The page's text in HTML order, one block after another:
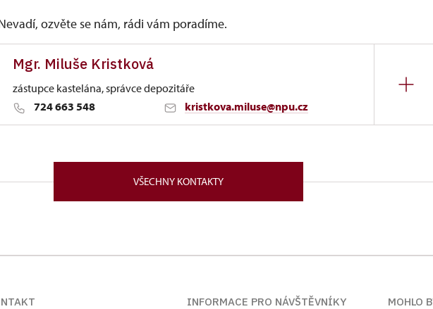
ozvěte se nám, rádi vám poradíme.
Mgr. Miluše Kristková
zástupce kastelána, správce depozitáře
724 663 548
kristkova.miluse@npu.cz
51/, Benešov nad Ploučnicí 40722
VŠECHNY KONTAKTY
INFORMACE PRO NÁVŠTĚVNÍKY
MOHLO